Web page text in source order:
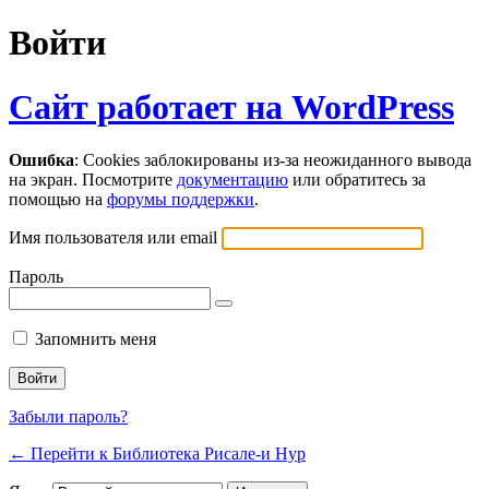
Войти
Сайт работает на WordPress
Ошибка: Cookies заблокированы из-за неожиданного вывода
на экран. Посмотрите документацию или обратитесь за
помощью на форумы поддержки.
Имя пользователя или email
Пароль
Запомнить меня
Забыли пароль?
← Перейти к Библиотека Рисале-и Нур